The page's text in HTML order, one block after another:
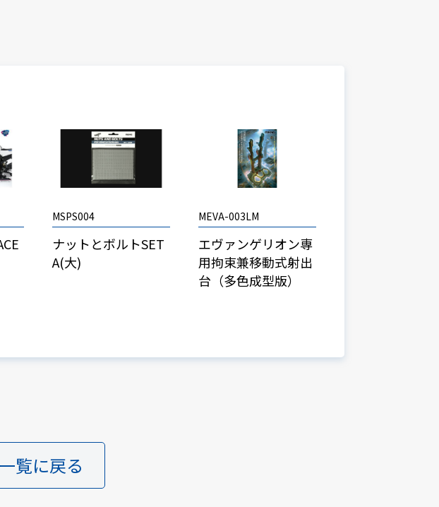
MSPS004
ナットとボルトSET
A(大)
MEVA-003LM
エヴァンゲリオン専
用拘束兼移動式射出
台（多色成型版）
覧に戻る